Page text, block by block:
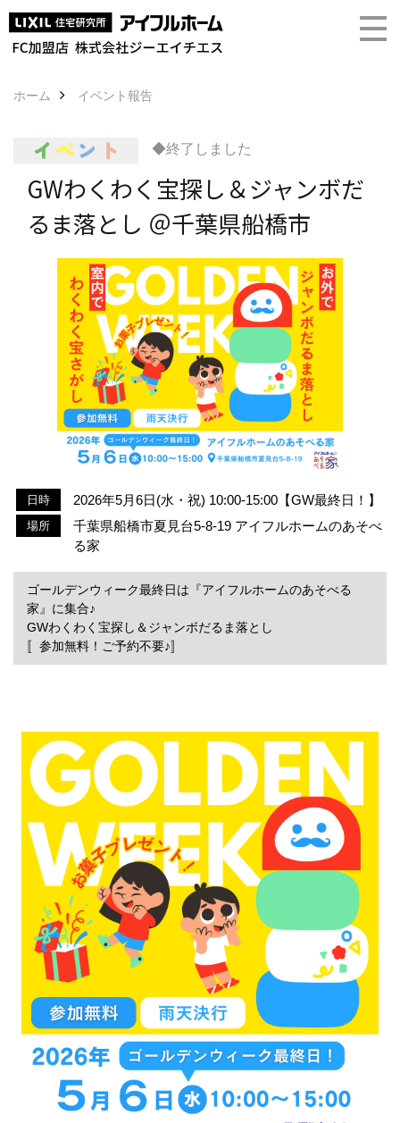
ホーム イベント報告
◆終了しました
GWわくわく宝探し＆ジャンボだ
るま落とし ＠千葉県船橋市
日時 2026年5月6日(水・祝) 10:00-15:00【GW最終日！】
場所
千葉県船橋市夏見台5-8-19 アイフルホームのあそべ
る家
ゴールデンウィーク最終日は『アイフルホームのあそべる
家』に集合♪
GWわくわく宝探し＆ジャンボだるま落とし
〚参加無料！ご予約不要♪〛